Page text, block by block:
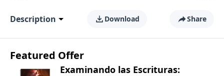
Description Download Share
Featured Offer
Examinando las Escrituras: